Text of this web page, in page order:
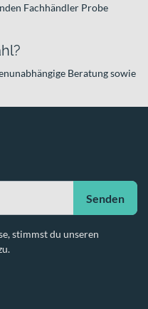
Fachhändler Probe
Beratung sowie
Senden
stimmst du unseren